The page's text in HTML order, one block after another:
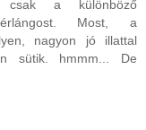
a különböző
Most, a
nagyon jó illattal
sütik. hmmm... De